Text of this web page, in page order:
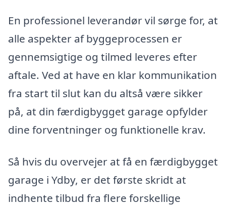
En professionel leverandør vil sørge for, at
alle aspekter af byggeprocessen er
gennemsigtige og tilmed leveres efter
aftale. Ved at have en klar kommunikation
fra start til slut kan du altså være sikker
på, at din færdigbygget garage opfylder
dine forventninger og funktionelle krav.
Så hvis du overvejer at få en færdigbygget
garage i Ydby, er det første skridt at
indhente tilbud fra flere forskellige